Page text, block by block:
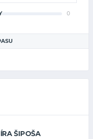
0
ŠIPOŠA